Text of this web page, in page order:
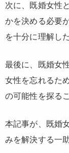
次に、既婚女性
かを決める必要
を十分に理解し
最後に、既婚女
女性を忘れるた
の可能性を探る
本記事が、既婚
みを解決する一